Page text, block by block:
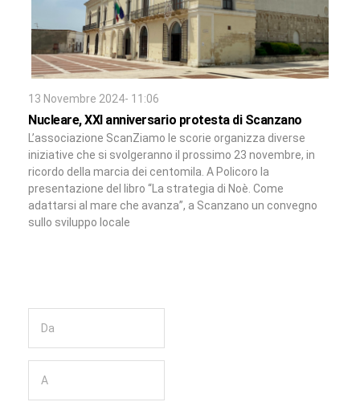
13 Novembre 2024- 11:06
Nucleare, XXI anniversario protesta di Scanzano
L’associazione ScanZiamo le scorie organizza diverse
iniziative che si svolgeranno il prossimo 23 novembre, in
ricordo della marcia dei centomila. A Policoro la
presentazione del libro “La strategia di Noè. Come
adattarsi al mare che avanza”, a Scanzano un convegno
sullo sviluppo locale